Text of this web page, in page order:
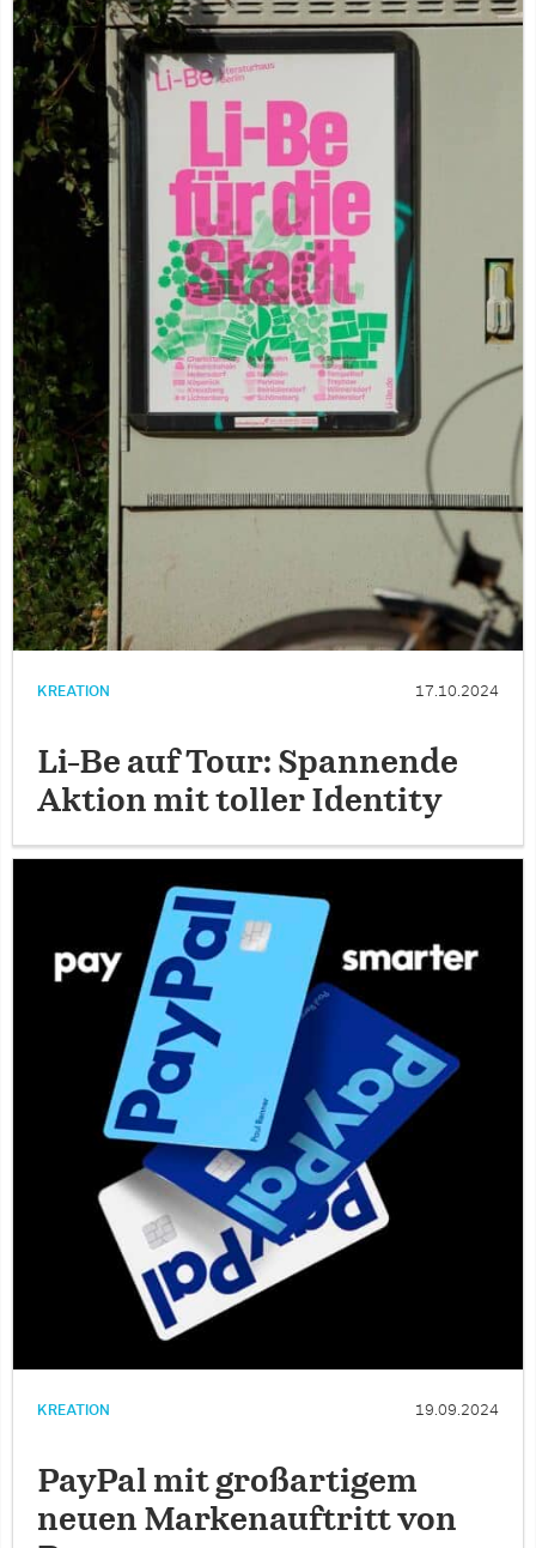
KREATION 17.10.2024
Li-Be auf Tour: Spannende
Aktion mit toller Identity
KREATION 19.09.2024
PayPal mit großartigem
neuen Markenauftritt von